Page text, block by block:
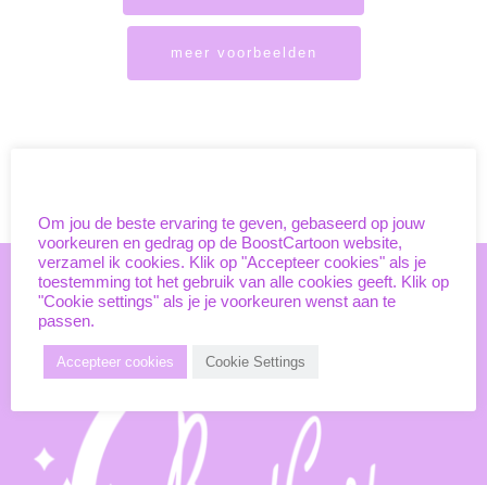
meer voorbeelden
Om jou de beste ervaring te geven, gebaseerd op jouw
voorkeuren en gedrag op de BoostCartoon website,
verzamel ik cookies. Klik op "Accepteer cookies" als je
toestemming tot het gebruik van alle cookies geeft. Klik op
"Cookie settings" als je je voorkeuren wenst aan te
passen.
Accepteer cookies Cookie Settings